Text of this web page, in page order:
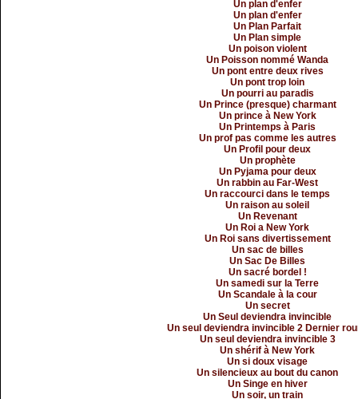
Un plan d'enfer
Un plan d'enfer
Un Plan Parfait
Un Plan simple
Un poison violent
Un Poisson nommé Wanda
Un pont entre deux rives
Un pont trop loin
Un pourri au paradis
Un Prince (presque) charmant
Un prince à New York
Un Printemps à Paris
Un prof pas comme les autres
Un Profil pour deux
Un prophète
Un Pyjama pour deux
Un rabbin au Far-West
Un raccourci dans le temps
Un raison au soleil
Un Revenant
Un Roi a New York
Un Roi sans divertissement
Un sac de billes
Un Sac De Billes
Un sacré bordel !
Un samedi sur la Terre
Un Scandale à la cour
Un secret
Un Seul deviendra invincible
Un seul deviendra invincible 2 Dernier
Un seul deviendra invincible 3
Un shérif à New York
Un si doux visage
Un silencieux au bout du canon
Un Singe en hiver
Un soir, un train